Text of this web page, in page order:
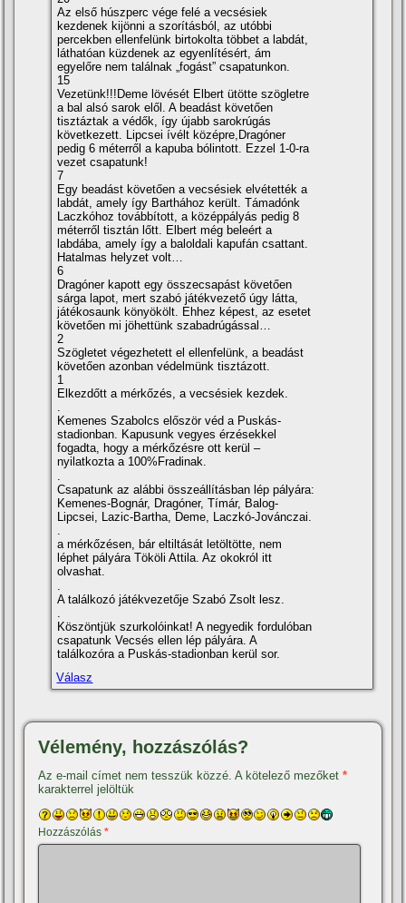
Az első húszperc vége felé a vecsésiek
kezdenek kijönni a szorí­tásból, az utóbbi
percekben ellenfelünk birtokolta többet a labdát,
láthatóan küzdenek az egyenlí­tésért, ám
egyelőre nem találnak „fogást” csapatunkon.
15
Vezetünk!!!Deme lövését Elbert ütötte szögletre
a bal alsó sarok elől. A beadást követően
tisztáztak a védők, í­gy újabb sarokrúgás
következett. Lipcsei í­vélt középre,Dragóner
pedig 6 méterről a kapuba bólintott. Ezzel 1-0-ra
vezet csapatunk!
7
Egy beadást követően a vecsésiek elvétették a
labdát, amely í­gy Barthához került. Támadónk
Laczkóhoz továbbí­tott, a középpályás pedig 8
méterről tisztán lőtt. Elbert még beleért a
labdába, amely í­gy a baloldali kapufán csattant.
Hatalmas helyzet volt…
6
Dragóner kapott egy összecsapást követően
sárga lapot, mert szabó játékvezető úgy látta,
játékosaunk könyökölt. Ehhez képest, az esetet
követően mi jöhettünk szabadrúgással…
2
Szögletet végezhetett el ellenfelünk, a beadást
követően azonban védelmünk tisztázott.
1
Elkezdőtt a mérkőzés, a vecsésiek kezdek.
.
Kemenes Szabolcs először véd a Puskás-
stadionban. Kapusunk vegyes érzésekkel
fogadta, hogy a mérkőzésre ott kerül –
nyilatkozta a 100%Fradinak.
.
Csapatunk az alábbi összeállí­tásban lép pályára:
Kemenes-Bognár, Dragóner, Tí­már, Balog-
Lipcsei, Lazic-Bartha, Deme, Laczkó-Jovánczai.
.
a mérkőzésen, bár eltiltását letöltötte, nem
léphet pályára Tököli Attila. Az okokról itt
olvashat.
.
A találkozó játékvezetője Szabó Zsolt lesz.
.
Köszöntjük szurkolóinkat! A negyedik fordulóban
csapatunk Vecsés ellen lép pályára. A
találkozóra a Puskás-stadionban kerül sor.
Válasz
Vélemény, hozzászólás?
Az e-mail címet nem tesszük közzé. A kötelező mezőket*
karakterrel jelöltük
Hozzászólás*